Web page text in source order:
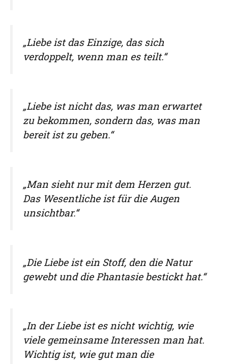
„Liebe ist das Einzige, das sich
verdoppelt, wenn man es teilt.“
„Liebe ist nicht das, was man erwartet
zu bekommen, sondern das, was man
bereit ist zu geben.“
„Man sieht nur mit dem Herzen gut.
Das Wesentliche ist für die Augen
unsichtbar.“
„Die Liebe ist ein Stoff, den die Natur
gewebt und die Phantasie bestickt hat.“
„In der Liebe ist es nicht wichtig, wie
viele gemeinsame Interessen man hat.
Wichtig ist, wie gut man die